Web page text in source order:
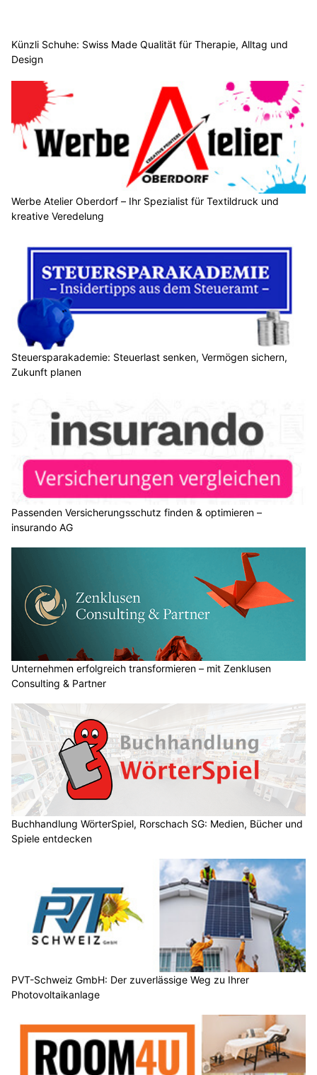
Künzli Schuhe: Swiss Made Qualität für Therapie, Alltag und
Design
Werbe Atelier Oberdorf – Ihr Spezialist für Textildruck und
kreative Veredelung
Steuersparakademie: Steuerlast senken, Vermögen sichern,
Zukunft planen
Passenden Versicherungsschutz finden & optimieren –
insurando AG
Unternehmen erfolgreich transformieren – mit Zenklusen
Consulting & Partner
Buchhandlung WörterSpiel, Rorschach SG: Medien, Bücher und
Spiele entdecken
PVT-Schweiz GmbH: Der zuverlässige Weg zu Ihrer
Photovoltaikanlage